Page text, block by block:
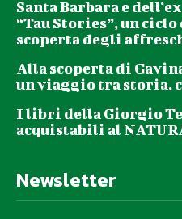
Santa Barbara e
“Tau Stories”, un
scoperta degli
Alla scoperta di
un viaggio tra storia,
I libri della Giorgio
acquistabili al
Newsletter